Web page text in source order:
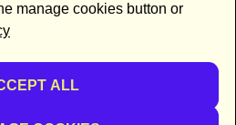
you accept our
manage cookies button or
ALL